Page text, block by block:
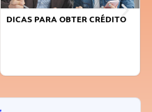
FAÇA A DIFERENÇA: SEJA